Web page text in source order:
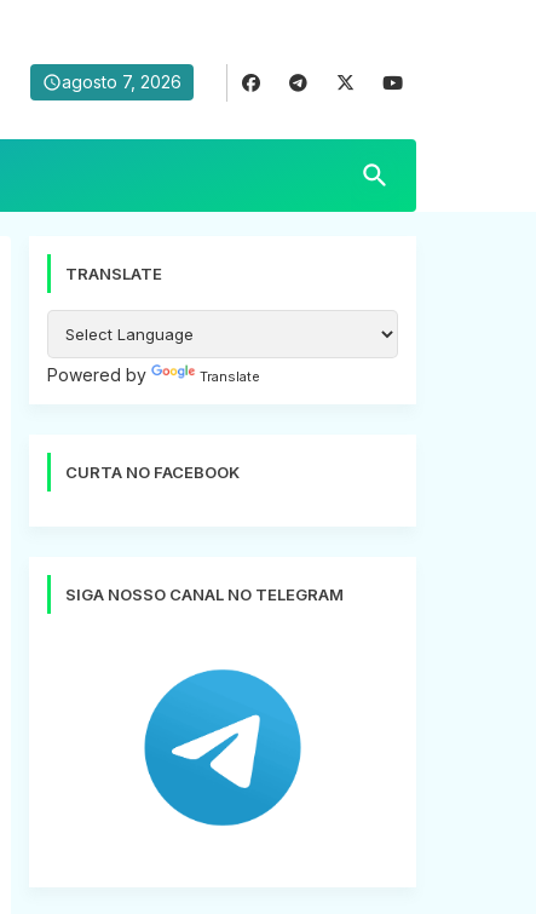
agosto 7, 2026
TRANSLATE
Powered by Translate
CURTA NO FACEBOOK
SIGA NOSSO CANAL NO TELEGRAM